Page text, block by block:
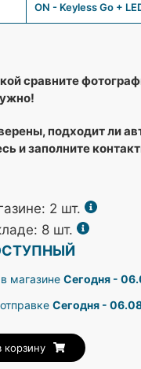
ON - Keyless Go +
сравните
подходит ли
и заполните
2 шт.
8 шт.
магазинеСегодня -
Сегодня -
корзину